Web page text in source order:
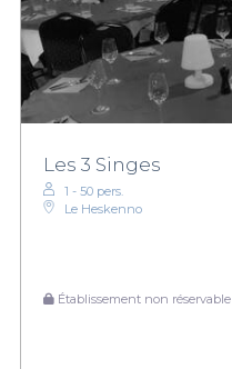
Les 3 Singes
1 - 50 pers.
Le Heskenno
Établissement non réservable